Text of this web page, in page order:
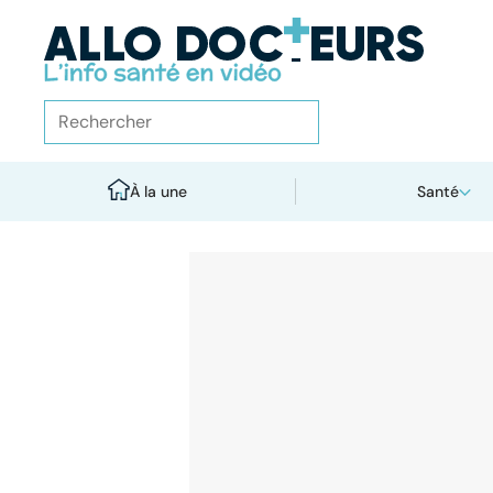
À la une Santé